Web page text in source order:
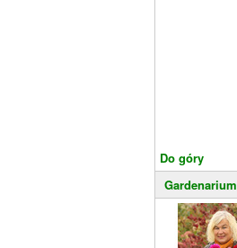
Do góry
Gardenarium